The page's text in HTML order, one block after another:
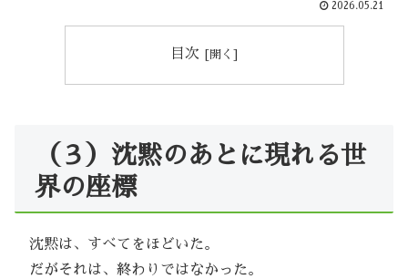
2026.05.21
目次
（３）沈黙のあとに現れる世
界の座標
沈黙は、すべてをほどいた。
だがそれは、終わりではなかった。